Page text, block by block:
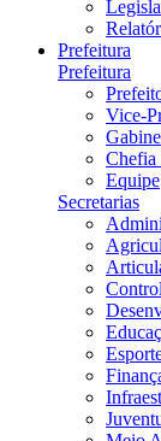
Prefeitura
Prefeitura
Vice-
Chefia
Equipe
Secretarias